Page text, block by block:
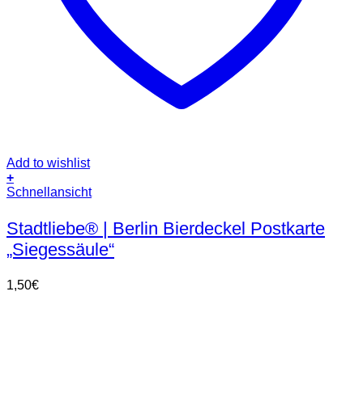
Add to wishlist
+
Schnellansicht
Stadtliebe® | Berlin Bierdeckel Postkarte
„Siegessäule“
1,50€